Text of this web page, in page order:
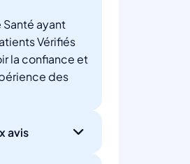
ayant
Vérifiés
la confiance et
des
avis